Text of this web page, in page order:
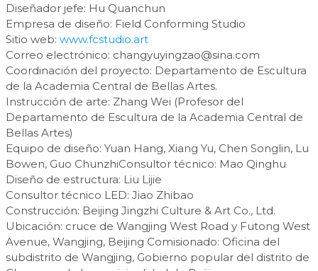
Diseñador jefe: Hu Quanchun
Empresa de diseño: Field Conforming Studio
Sitio web: www.fcstudio.art
Correo electrónico: changyuyingzao@sina.com
Coordinación del proyecto: Departamento de Escultura
de la Academia Central de Bellas Artes.
Instrucción de arte: Zhang Wei (Profesor del
Departamento de Escultura de la Academia Central de
Bellas Artes)
Equipo de diseño: Yuan Hang, Xiang Yu, Chen Songlin, Lu
Bowen, Guo ChunzhiConsultor técnico: Mao Qinghu
Diseño de estructura: Liu Lijie
Consultor técnico LED: Jiao Zhibao
Construcción: Beijing Jingzhi Culture & Art Co., Ltd.
Ubicación: cruce de Wangjing West Road y Futong West
Avenue, Wangjing, Beijing Comisionado: Oficina del
subdistrito de Wangjing, Gobierno popular del distrito de